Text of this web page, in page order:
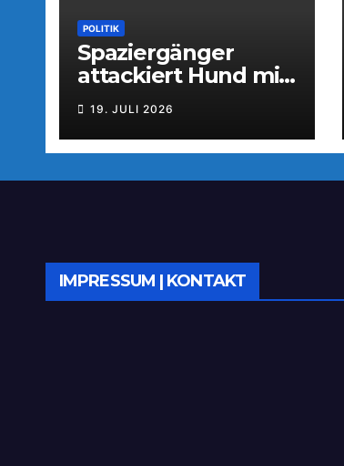
POLITIK
Spaziergänger
attackiert Hund mit
Tierabwehrspray
19. JULI 2026
IMPRESSUM | KONTAKT